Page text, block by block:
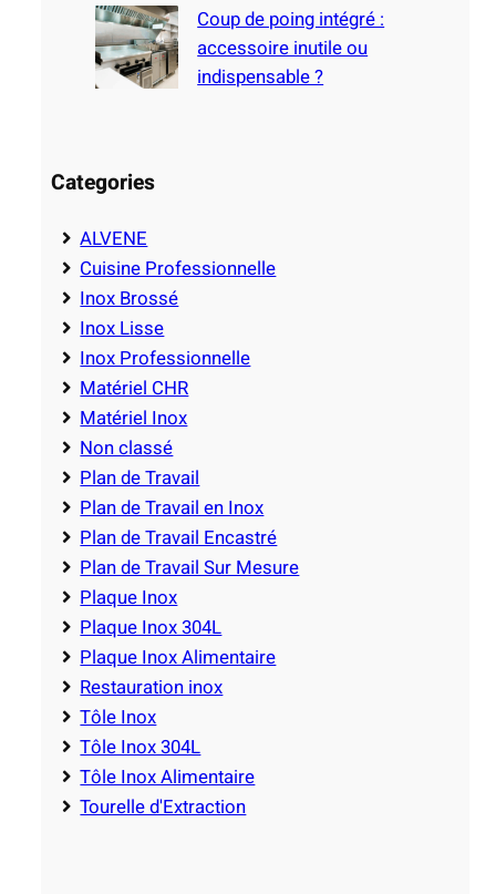
Coup de poing intégré :
accessoire inutile ou
indispensable ?
Categories
ALVENE
Cuisine Professionnelle
Inox Brossé
Inox Lisse
Inox Professionnelle
Matériel CHR
Matériel Inox
Non classé
Plan de Travail
Plan de Travail en Inox
Plan de Travail Encastré
Plan de Travail Sur Mesure
Plaque Inox
Plaque Inox 304L
Plaque Inox Alimentaire
Restauration inox
Tôle Inox
Tôle Inox 304L
Tôle Inox Alimentaire
Tourelle d'Extraction